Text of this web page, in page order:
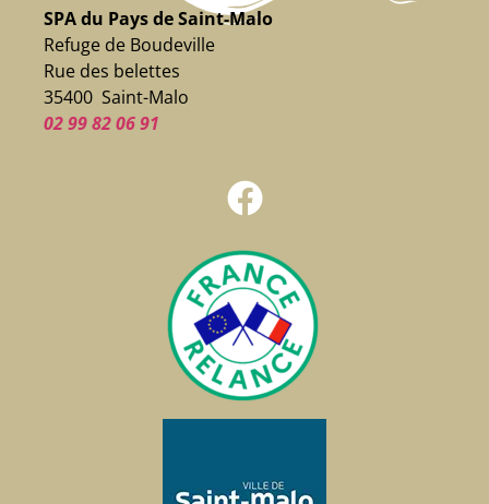
SPA du Pays de Saint-Malo
Refuge de Boudeville
Rue des belettes
35400 Saint-Malo
02 99 82 06 91